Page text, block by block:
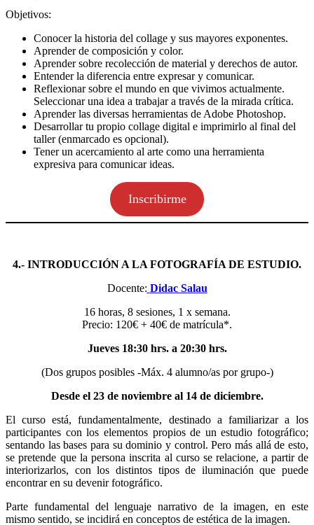
Objetivos:
Conocer la historia del collage y sus mayores exponentes.
Aprender de composición y color.
Aprender sobre recolección de material y derechos de autor.
Entender la diferencia entre expresar y comunicar.
Reflexionar sobre el mundo en que vivimos actualmente.
Seleccionar una idea a trabajar a través de la mirada crítica.
Aprender las diversas herramientas de Adobe Photoshop.
Desarrollar tu propio collage digital e imprimirlo al final del
taller (enmarcado es opcional).
Tener un acercamiento al arte como una herramienta
expresiva para comunicar ideas.
Inscribirme
4.- INTRODUCCIÓN A LA FOTOGRAFÍA DE ESTUDIO.
Docente: Didac Salau
16 horas, 8 sesiones, 1 x semana.
Precio: 120€ + 40€ de matrícula*.
Jueves 18:30 hrs. a 20:30 hrs.
(Dos grupos posibles -Máx. 4 alumno/as por grupo-)
Desde el 23 de noviembre al 14 de diciembre.
El curso está, fundamentalmente, destinado a familiarizar a los
participantes con los elementos propios de un estudio fotográfico;
sentando las bases para su dominio y control. Pero más allá de esto,
se pretende que la persona inscrita al curso se relacione, a partir de
interiorizarlos, con los distintos tipos de iluminación que puede
encontrar en su devenir fotográfico.
Parte fundamental del lenguaje narrativo de la imagen, en este
mismo sentido, se incidirá en conceptos de estética de la imagen.